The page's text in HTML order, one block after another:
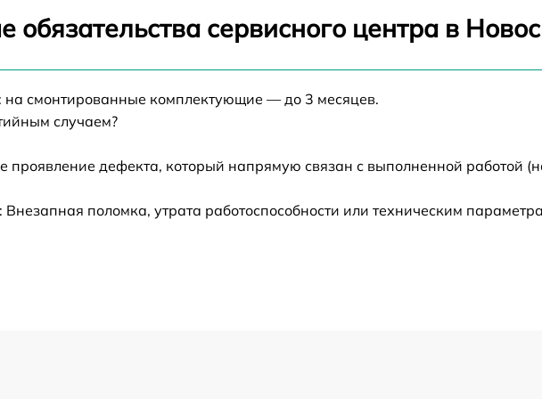
тепловизора
от 60 мин
от 60 мин
от 60 мин
обязательства сервисного центра в
на смонтированные комплектующие — до 3 месяцев.
случаем?
проявление дефекта, который напрямую связан с выполненной работой
поломка, утрата работоспособности или техническим